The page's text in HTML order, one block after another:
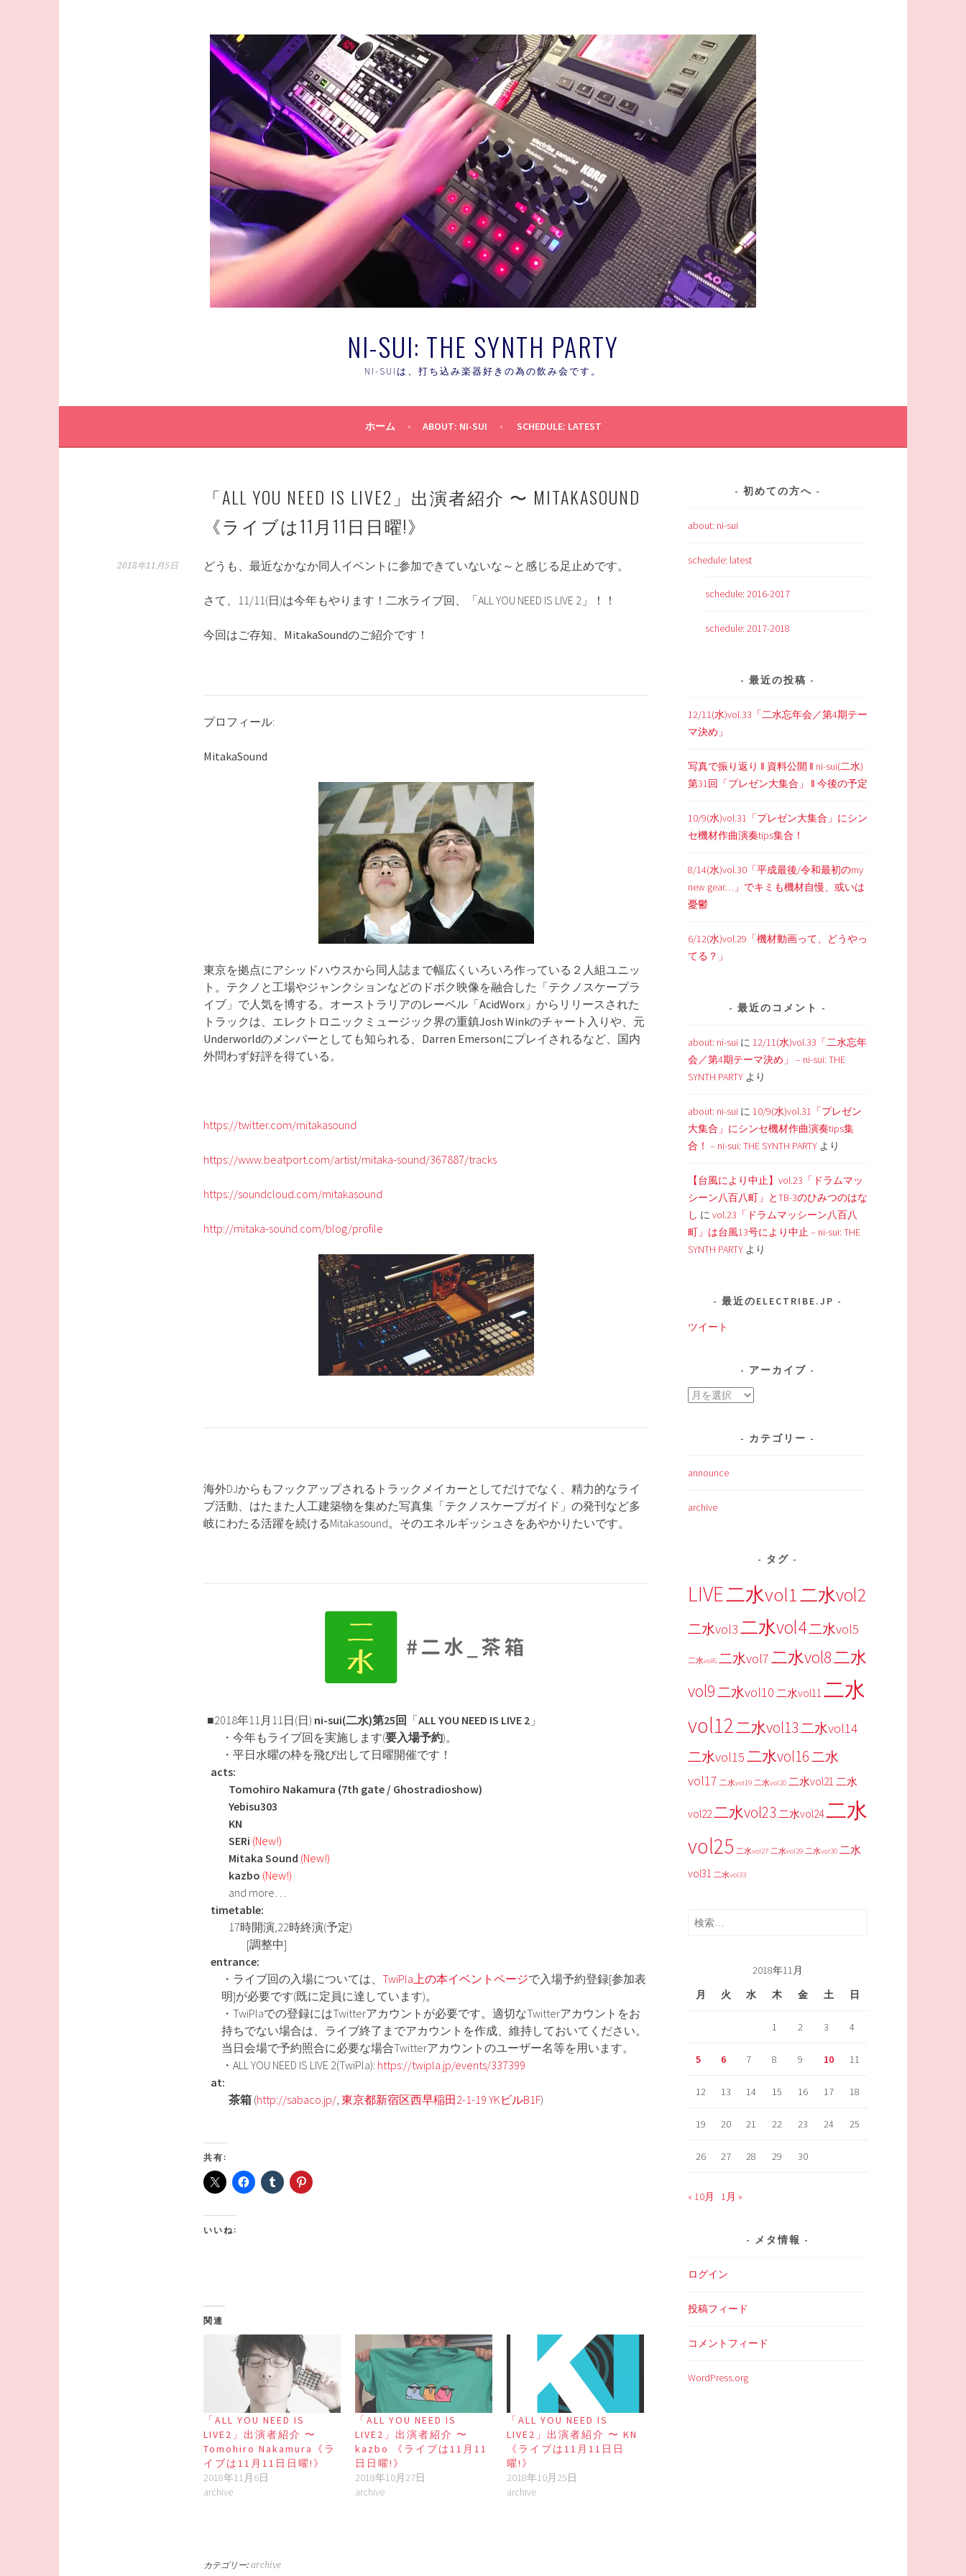
NI-SUI: THE SYNTH PARTY
NI-SUIは、打ち込み楽器好きの為の飲み会です。
ホーム ABOUT: NI-SUI SCHEDULE: LATEST
「ALL YOU NEED IS LIVE2」出演者紹介 〜 MITAKASOUND
《ライブは11月11日日曜!》
2018年11月5日 どうも、最近なかなか同人イベントに参加できていないな～と感じる足止めです。
さて、11/11(日)は今年もやります！二水ライブ回、「ALL YOU NEED IS LIVE 2」！！
今回はご存知、 MitakaSoundのご紹介です！
プロフィール:
MitakaSound
東京を拠点にアシッドハウスから同人誌まで幅広くいろいろ作っている２人組ユニッ
ト。テクノと工場やジャンクションなどのドボク映像を融合した「テクノスケープラ
イブ」で人気を博する。オーストラリアのレーベル「AcidWorx」からリリースされた
トラックは、エレクトロニックミュージック界の重鎮Josh Winkのチャート入りや、元
Underworldのメンバーとしても知られる、Darren Emersonにプレイされるなど、国内
外問わず好評を得ている。
https://twitter.com/mitakasound
https://www.beatport.com/artist/mitaka-sound/367887/tracks
https://soundcloud.com/mitakasound
http://mitaka-sound.com/blog/profile
海外DJからもフックアップされるトラックメイカーとしてだけでなく、精力的なライ
ブ活動、はたまた人工建築物を集めた写真集「テクノスケープガイド」の発刊など多
岐にわたる活躍を続けるMitakasound。そのエネルギッシュさをあやかりたいです。
■2018年11月11日(日) ni-sui(二水)第25回 「ALL YOU NEED IS LIVE 2 」
・今年もライブ回を実施します(要入場予約)。
・平日水曜の枠を飛び出して日曜開催です！
acts:
Tomohiro Nakamura (7th gate / Ghostradioshow)
Yebisu303
KN
SERi (New!)
Mitaka Sound (New!)
kazbo (New!)
and more…
timetable:
17時開演,22時終演(予定)
[調整中]
entrance:
・ライブ回の入場については、 TwiPla上の本イベントページで入場予約登録[参加表
明]が必要です(既に定員に達しています)。
・TwiPlaでの登録にはTwitterアカウントが必要です。適切なTwitterアカウントをお
持ちでない場合は、ライブ終了までアカウントを作成、維持しておいてください。
当日会場で予約照合に必要な場合Twitterアカウントのユーザー名等を用います。
・ALL YOU NEED IS LIVE 2(TwiPla): https://twipla.jp/events/337399
at:
茶箱 (http://sabaco.jp/, 東京都新宿区西早稲田2-1-19 YKビルB1F)
共有:
いいね:
関連
「ALL YOU NEED IS
LIVE2」出演者紹介 〜
Tomohiro Nakamura《ラ
イブは11月11日日曜!》
2018年11月6日
archive
「ALL YOU NEED IS
LIVE2」出演者紹介 〜
kazbo 《ライブは11月11
日日曜!》
2018年10月27日
archive
「ALL YOU NEED IS
LIVE2」出演者紹介 〜 KN
《ライブは11月11日日
曜!》
2018年10月25日
archive
カテゴリー: archive
初めての方へ
about: ni-sui
schedule: latest
schedule: 2016-2017
schedule: 2017-2018
最近の投稿
12/11(水)vol.33「二水忘年会／第4期テー
マ決め」
写真で振り返り ‖ 資料公開 ‖ ni-sui(二水)
第31回「プレゼン大集合」 ‖ 今後の予定
10/9(水)vol.31「プレゼン大集合」にシン
セ機材作曲演奏tips集合！
8/14(水)vol.30「平成最後/令和最初のmy
new gear…」でキミも機材自慢、或いは
憂鬱
6/12(水)vol.29「機材動画って、どうやっ
てる？」
最近のコメント
about: ni-sui に 12/11(水)vol.33「二水忘年
会／第4期テーマ決め」 – ni-sui: THE
SYNTH PARTY より
about: ni-sui に 10/9(水)vol.31「プレゼン
大集合」にシンセ機材作曲演奏tips集
合！ – ni-sui: THE SYNTH PARTY より
【台風により中止】vol.23「ドラムマッ
シーン八百八町」とTB-3のひみつのはな
し に vol.23「ドラムマッシーン八百八
町」は台風13号により中止 – ni-sui: THE
SYNTH PARTY より
最近のELECTRIBE.JP
ツイート
アーカイブ
ア
カテゴリー
announce
archive
タグ
LIVE二水vol1二水vol2
二水vol3二水vol4二水vol5
二水vol6 二水vol7二水vol8二水
vol9二水vol10 二水vol11 二水
vol12二水vol13二水vol14
二水vol15二水vol16二水
vol17 二水vol19 二水vol20 二水vol21 二水
vol22二水vol23 二水vol24二水
vol25 二水vol27 二水vol29 二水vol30 二水
vol31 二水vol33
検
2018年11月
月
火 水 木 金 土 日
1 2 3 4
5 6 7 8 9 10 11
12 13 14 15 16 17 18
19 20 21 22 23 24 25
26 27 28 29 30
« 10月 1月 »
メタ情報
ログイン
投稿フィード
コメントフィード
WordPress.org